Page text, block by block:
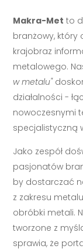
Makra-Met to
branżowy, który
krajobraz
metalowego.
w metalu"
działalności -
nowoczesnymi
specjalistyczną
Jako zespół
pasjonatów
by dostarczać
z zakresu
obróbki metali.
tworzone z
sprawia, że